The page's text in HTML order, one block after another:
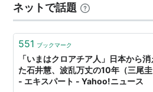
はない…
ネットで話題
551 ブックマーク
「いまはクロアチア人」日本から消
た石井慧、波乱万丈の10年（三尾圭
- エキスパート - Yahoo!ニュース